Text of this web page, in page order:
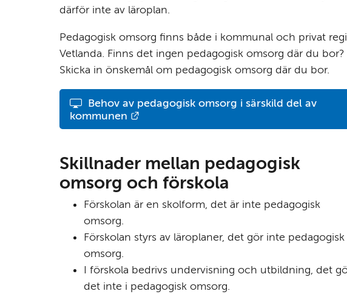
därför inte av läroplan.
Pedagogisk omsorg finns både i kommunal och privat
Vetlanda. Finns det ingen pedagogisk omsorg där du bor?
Skicka in önskemål om pedagogisk omsorg där du bor.
Behov av pedagogisk omsorg i särskild del av
kommunen
Skillnader mellan pedagogisk
omsorg och förskola
Förskolan är en skolform, det är inte pedagogisk
omsorg.
Förskolan styrs av läroplaner, det gör inte pedagogisk
omsorg.
I förskola bedrivs undervis­ning och utbildning, det
det inte i pedagogisk omsorg.